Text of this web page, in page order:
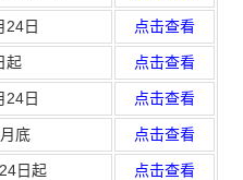
24日 点击查看
起 点击查看
24日 点击查看
底 点击查看
日起 点击查看